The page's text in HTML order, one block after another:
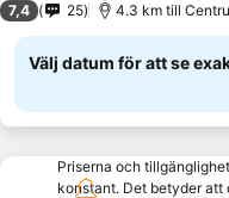
7,4 25 4.3 km till
Välj datum för att se
Priserna och
konstant. Det betyder